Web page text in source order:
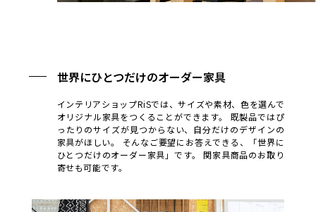
世界にひとつだけのオーダー家具
インテリアショップRiSでは、サイズや素材、色を選んで
オリジナル家具をつくることができます。 既製品ではぴ
ったりのサイズが見つからない、自分だけのデザインの
家具がほしい。 そんなご要望にお答えできる、「世界に
ひとつだけのオーダー家具」です。 関家具商品のお取り
寄せも可能です。